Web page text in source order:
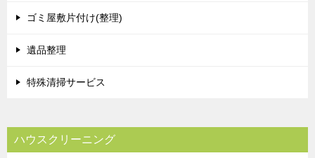
ゴミ屋敷片付け(整理)
遺品整理
特殊清掃サービス
ハウスクリーニング